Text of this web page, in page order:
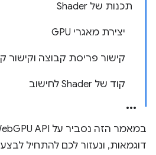
תכנות של Shader
יצירת מאגרי GPU
קישור פריסת קבוצה וקישור
קוד של Shader לחישוב
דוגמאות, ונעזור לכם להתחיל